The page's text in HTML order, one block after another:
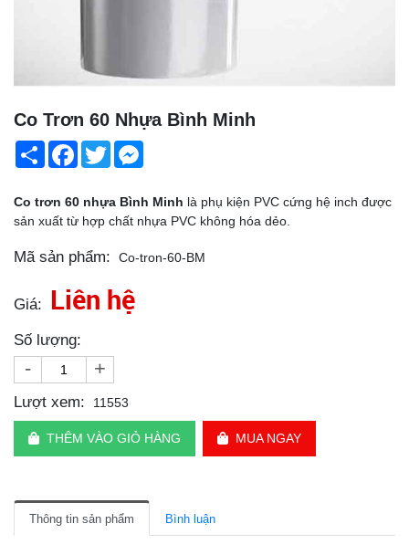
Co Trơn 60 Nhựa Bình Minh
Share Facebook
Twitter
Co trơn 60 nhựa Bình Minh là phụ kiện PVC cứng hệ inch được
sản xuất từ hợp chất nhựa PVC không hóa dẻo.
Mã sản phẩm: Co-tron-60-BM
Giá: Liên hệ
Số lượng:
- +
Lượt xem: 11553
THÊM VÀO GIỎ HÀNG MUA NGAY
Thông tin sản phẩm Bình luận